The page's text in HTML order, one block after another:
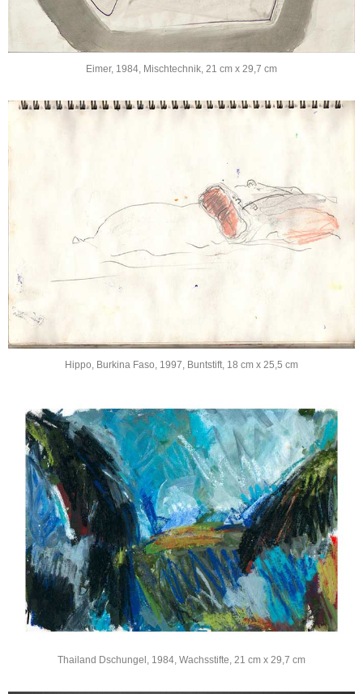
Eimer, 1984, Mischtechnik, 21 cm x 29,7 cm
Hippo, Burkina Faso, 1997, Buntstift, 18 cm x 25,5 cm
Thailand Dschungel, 1984, Wachsstifte, 21 cm x 29,7 cm